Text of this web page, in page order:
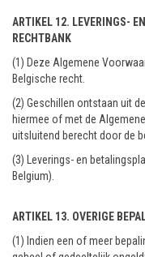
ARTIKEL 12. LEVERINGS-
RECHTBANK
(1) Deze Algemene
Belgische recht.
(2) Geschillen ontstaan uit
hiermee of met de
uitsluitend berecht door de
(3) Leverings- en
Belgium).
ARTIKEL 13. OVERIGE
(1) Indien een of meer